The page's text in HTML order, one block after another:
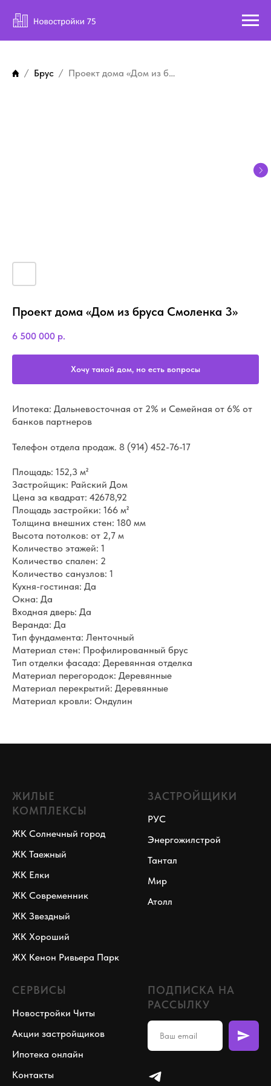
Брус Проект дома «Дом из бруса Смоленка 3»
Проект дома «Дом из бруса Смоленка 3»
6 500 000 р.
Хочу такой дом, но есть вопросы
Ипотека: Дальневосточная от 2% и Семейная от 6% от
банков партнеров
Телефон отдела продаж. 8 (914) 452-76-17
Площадь: 152,3 м²
Застройщик: Райский Дом
Цена за квадрат: 42678,92
Площадь застройки: 166 м²
Толщина внешних стен: 180 мм
Высота потолков: от 2,7 м
Количество этажей: 1
Количество спален: 2
Количество санузлов: 1
Кухня-гостиная: Да
Окна: Да
Входная дверь: Да
Веранда: Да
Тип фундамента: Ленточный
Материал стен: Профилированный брус
Тип отделки фасада: Деревянная отделка
Материал перегородок: Деревянные
Материал перекрытий: Деревянные
Материал кровли: Ондулин
ЖИЛЫЕ
КОМПЛЕКСЫ
ЖК Солнечный город
ЖК Таежный
ЖК Елки
ЖК Современник
ЖК Звездный
ЖК Хороший
ЖХ Кенон Ривьера Парк
ЗАСТРОЙЩИКИ
РУС
Энергожилстрой
Тантал
Мир
Атолл
СЕРВИСЫ
Новостройки Читы
Акции застройщиков
Ипотека онлайн
Контакты
ПОДПИСКА НА
РАССЫЛКУ